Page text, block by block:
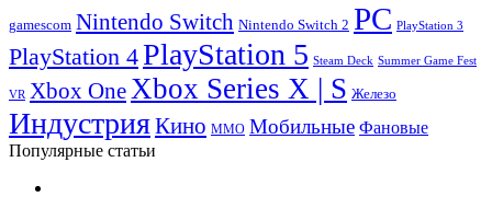
gamescom Nintendo Switch Nintendo Switch 2 PC PlayStation 3
PlayStation 4PlayStation 5 Steam Deck Summer Game Fest
VR Xbox OneXbox Series X | S Железо
ИндустрияКино ММО Мобильные Фановые
Популярные статьи